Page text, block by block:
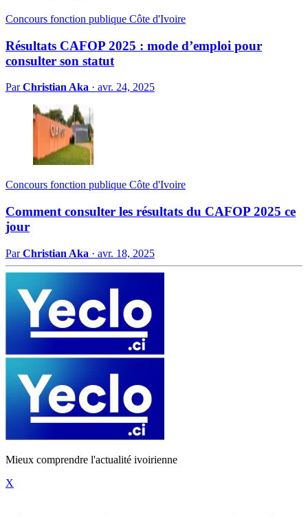
Concours fonction publique Côte d'Ivoire
Résultats CAFOP 2025 : mode d’emploi pour
consulter son statut
ParChristian Aka · avr. 24, 2025
Concours fonction publique Côte d'Ivoire
Comment consulter les résultats du CAFOP 2025 ce
jour
ParChristian Aka · avr. 18, 2025
Mieux comprendre l'actualité ivoirienne
X